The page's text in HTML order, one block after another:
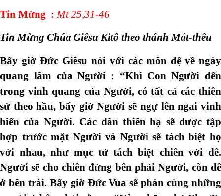
Tin Mừng :Mt 25,31-46
Tin Mừng Chúa Giêsu Kitô theo thánh Mát-thêu
Bấy giờ Đức Giêsu nói với các môn đệ về ngày
quang lâm của Người : “Khi Con Người đến
trong vinh quang của Người, có tất cả các thiên
sứ theo hầu, bấy giờ Người sẽ ngự lên ngai vinh
hiển của Người. Các dân thiên hạ sẽ được tập
hợp trước mặt Người và Người sẽ tách biệt họ
với nhau, như mục tử tách biệt chiên với dê.
Người sẽ cho chiên đứng bên phải Người, còn dê
ở bên trái. Bấy giờ Đức Vua sẽ phán cùng những